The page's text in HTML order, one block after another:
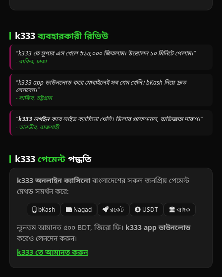
k333ব্যবহারকারী রিভিউ
"k333 তে সুপার এস খেলে ৳১৫,০০০ জিতলাম। উত্তোলন ১০ মিনিটে পেলাম।"
- রাকিব, ঢাকা
"k333 app ডাউনলোড করে মোবাইলেই সব গেম খেলি। bKash দিয়ে দ্রুত
লেনদেন।"
- সাকিব, চট্টগ্রাম
"k333 লগইনকরে লাইভ ক্যাসিনো খেলি। ডিলার প্রফেশনাল, অভিজ্ঞতা দারুণ।"
- তানভীর, রাজশাহী
k333 পেমেন্ট পদ্ধতি
k333 অনলাইন ক্যাসিনোবাংলাদেশের সকল জনপ্রিয় পেমেন্ট
মেথড সমর্থন করে:
bKash Nagad রকেট USDT ব্যাংক
ন্যূনতম আমানত ৫০০ BDT, জিরো ফি। k333 app ডাউনলোড
করেও লেনদেন করুন।
k333 তে আমানত করুন